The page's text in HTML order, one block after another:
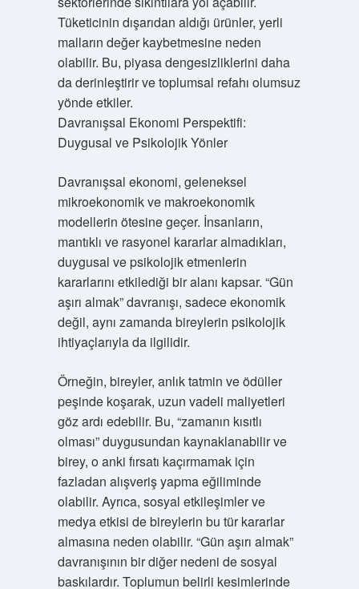
Tüketicinin dışarıdan aldığı ürünler, yerli
malların değer kaybetmesine neden
olabilir. Bu, piyasa dengesizliklerini daha
da derinleştirir ve toplumsal refahı olumsuz
yönde etkiler.
Davranışsal Ekonomi Perspektifi:
Duygusal ve Psikolojik Yönler
Davranışsal ekonomi, geleneksel
mikroekonomik ve makroekonomik
modellerin ötesine geçer. İnsanların,
mantıklı ve rasyonel kararlar almadıkları,
duygusal ve psikolojik etmenlerin
kararlarını etkilediği bir alanı kapsar. “Gün
aşırı almak” davranışı, sadece ekonomik
değil, aynı zamanda bireylerin psikolojik
ihtiyaçlarıyla da ilgilidir.
Örneğin, bireyler, anlık tatmin ve ödüller
peşinde koşarak, uzun vadeli maliyetleri
göz ardı edebilir. Bu, “zamanın kısıtlı
olması” duygusundan kaynaklanabilir ve
birey, o anki fırsatı kaçırmamak için
fazladan alışveriş yapma eğiliminde
olabilir. Ayrıca, sosyal etkileşimler ve
medya etkisi de bireylerin bu tür kararlar
almasına neden olabilir. “Gün aşırı almak”
davranışının bir diğer nedeni de sosyal
baskılardır. Toplumun belirli kesimlerinde